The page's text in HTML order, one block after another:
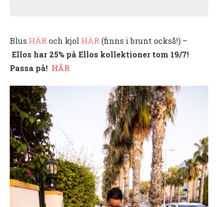
Blus HÄR och kjol HÄR (finns i brunt också!) –
Ellos har 25% på Ellos kollektioner tom 19/7!
Passa på! HÄR